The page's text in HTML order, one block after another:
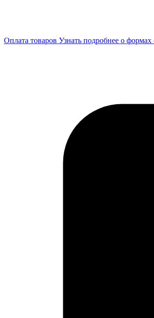
Оплата товаров Узнать подробнее о